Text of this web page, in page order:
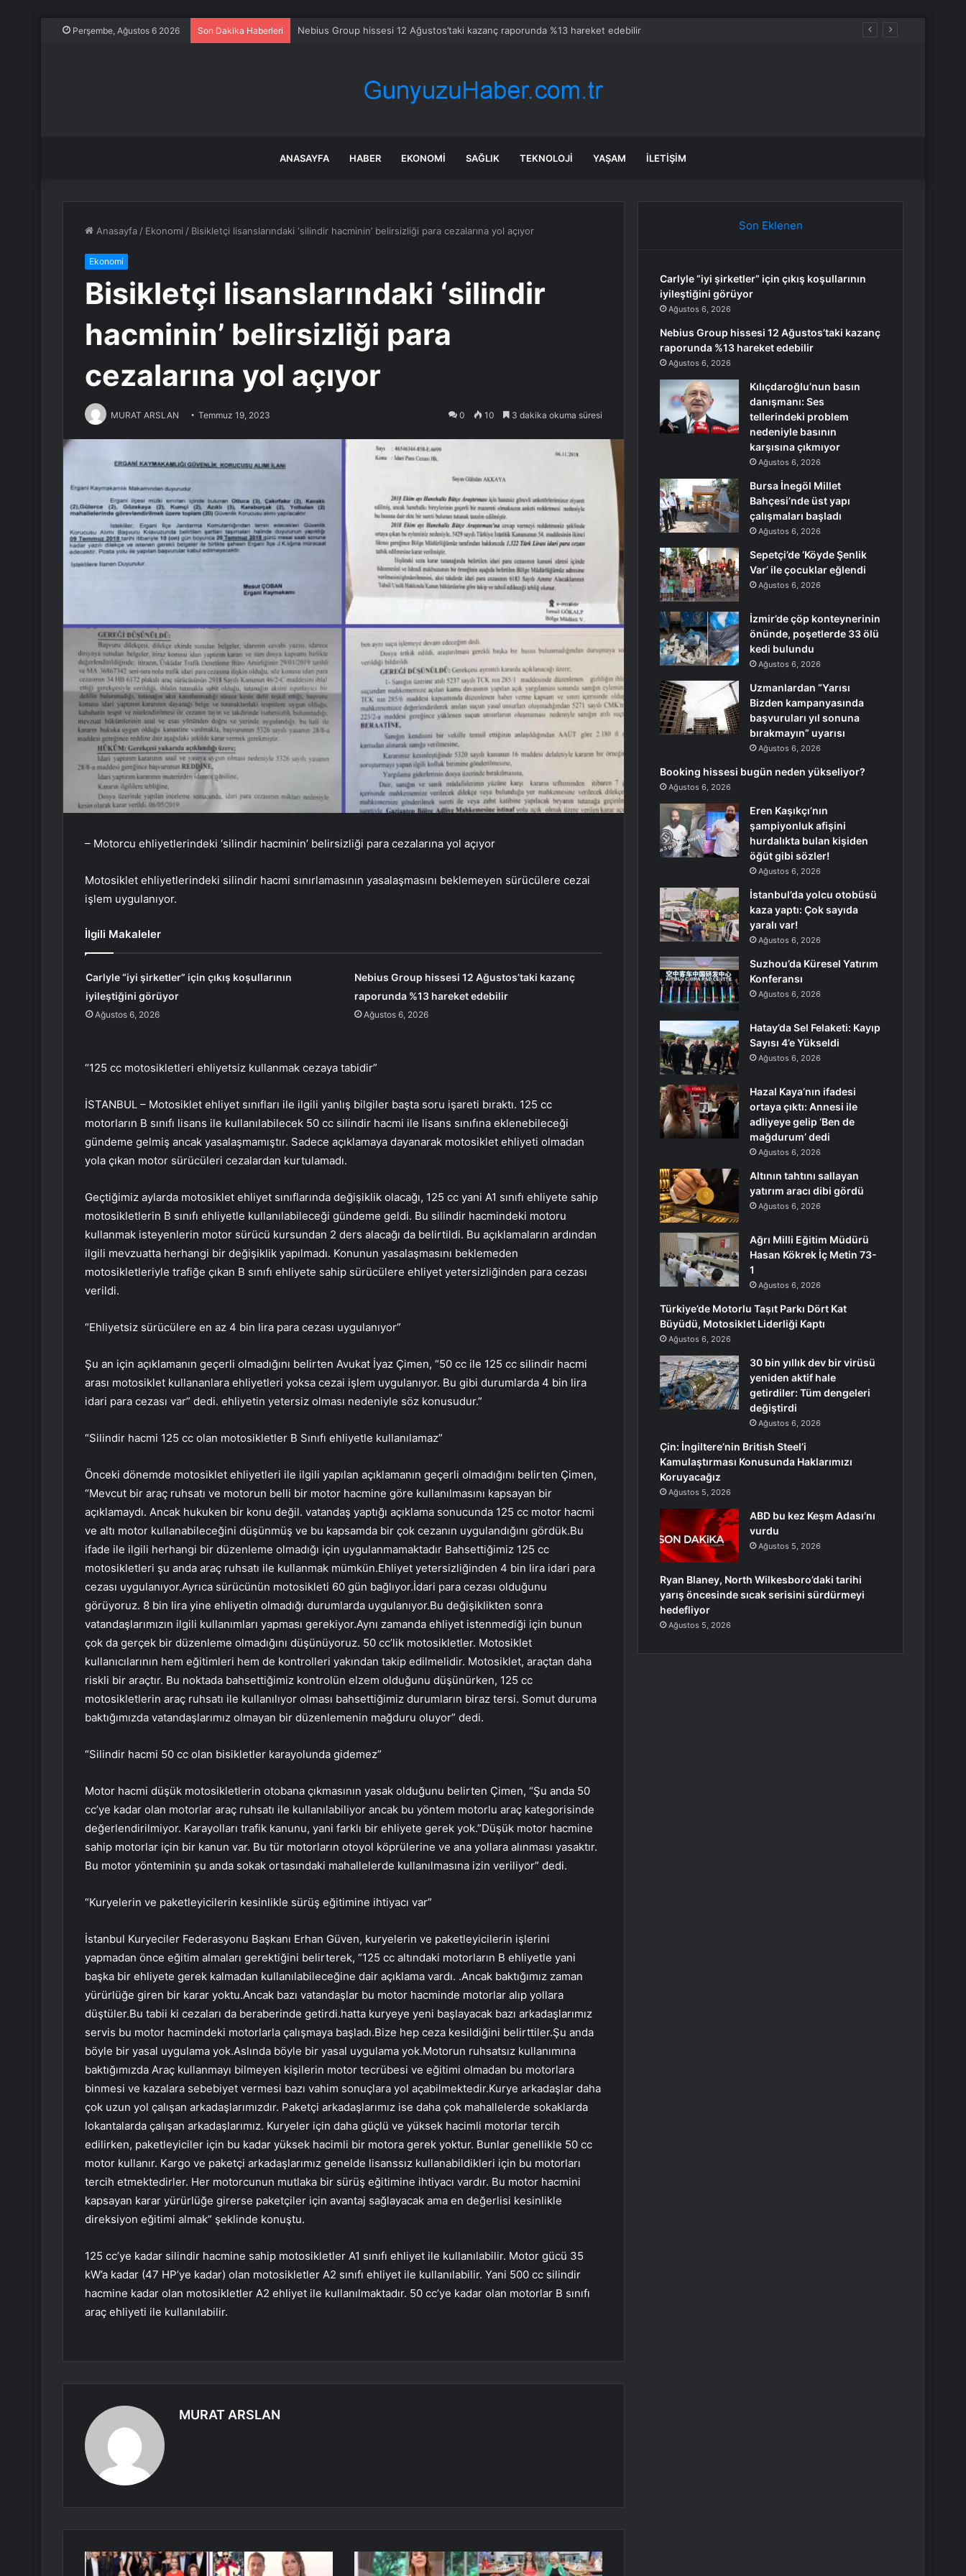
Perşembe, Ağustos 6 2026 Son Dakika Haberleri Nebius Group hissesi 12 Ağustos’taki kazanç raporunda %13 hareket edebilir
ANASAYFA HABER EKONOMI SAĞLIK TEKNOLOJI YAŞAM İLETIŞIM
Anasayfa / Ekonomi / Bisikletçi lisanslarındaki ‘silindir hacminin’ belirsizliği para cezalarına yol açıyor
Ekonomi
Bisikletçi lisanslarındaki ‘silindir
hacminin’ belirsizliği para
cezalarına yol açıyor
MURAT ARSLAN Temmuz 19, 2023 0 10 3 dakika okuma süresi
– Motorcu ehliyetlerindeki ‘silindir hacminin’ belirsizliği para cezalarına yol açıyor
Motosiklet ehliyetlerindeki silindir hacmi sınırlamasının yasalaşmasını beklemeyen sürücülere cezai
işlem uygulanıyor.
İlgili Makaleler
Carlyle “iyi şirketler” için çıkış koşullarının
iyileştiğini görüyor
Ağustos 6, 2026
Nebius Group hissesi 12 Ağustos’taki kazanç
raporunda %13 hareket edebilir
Ağustos 6, 2026
“125 cc motosikletleri ehliyetsiz kullanmak cezaya tabidir”
İSTANBUL – Motosiklet ehliyet sınıfları ile ilgili yanlış bilgiler başta soru işareti bıraktı. 125 cc
motorların B sınıfı lisans ile kullanılabilecek 50 cc silindir hacmi ile lisans sınıfına eklenebileceği
gündeme gelmiş ancak yasalaşmamıştır. Sadece açıklamaya dayanarak motosiklet ehliyeti olmadan
yola çıkan motor sürücüleri cezalardan kurtulamadı.
Geçtiğimiz aylarda motosiklet ehliyet sınıflarında değişiklik olacağı, 125 cc yani A1 sınıfı ehliyete sahip
motosikletlerin B sınıfı ehliyetle kullanılabileceği gündeme geldi. Bu silindir hacmindeki motoru
kullanmak isteyenlerin motor sürücü kursundan 2 ders alacağı da belirtildi. Bu açıklamaların ardından
ilgili mevzuatta herhangi bir değişiklik yapılmadı. Konunun yasalaşmasını beklemeden
motosikletleriyle trafiğe çıkan B sınıfı ehliyete sahip sürücülere ehliyet yetersizliğinden para cezası
verildi.
“Ehliyetsiz sürücülere en az 4 bin lira para cezası uygulanıyor”
Şu an için açıklamanın geçerli olmadığını belirten Avukat İyaz Çimen, “50 cc ile 125 cc silindir hacmi
arası motosiklet kullananlara ehliyetleri yoksa cezai işlem uygulanıyor. Bu gibi durumlarda 4 bin lira
idari para cezası var” dedi. ehliyetin yetersiz olması nedeniyle söz konusudur.”
“Silindir hacmi 125 cc olan motosikletler B Sınıfı ehliyetle kullanılamaz”
Önceki dönemde motosiklet ehliyetleri ile ilgili yapılan açıklamanın geçerli olmadığını belirten Çimen,
“Mevcut bir araç ruhsatı ve motorun belli bir motor hacmine göre kullanılmasını kapsayan bir
açıklamaydı. Ancak hukuken bir konu değil. vatandaş yaptığı açıklama sonucunda 125 cc motor hacmi
ve altı motor kullanabileceğini düşünmüş ve bu kapsamda bir çok cezanın uygulandığını gördük.Bu
ifade ile ilgili herhangi bir düzenleme olmadığı için uygulanmamaktadır Bahsettiğimiz 125 cc
motosikletleri şu anda araç ruhsatı ile kullanmak mümkün.Ehliyet yetersizliğinden 4 bin lira idari para
cezası uygulanıyor.Ayrıca sürücünün motosikleti 60 gün bağlıyor.İdari para cezası olduğunu
görüyoruz. 8 bin lira yine ehliyetin olmadığı durumlarda uygulanıyor.Bu değişiklikten sonra
vatandaşlarımızın ilgili kullanımları yapması gerekiyor.Aynı zamanda ehliyet istenmediği için bunun
çok da gerçek bir düzenleme olmadığını düşünüyoruz. 50 cc’lik motosikletler. Motosiklet
kullanıcılarının hem eğitimleri hem de kontrolleri yakından takip edilmelidir. Motosiklet, araçtan daha
riskli bir araçtır. Bu noktada bahsettiğimiz kontrolün elzem olduğunu düşünürken, 125 cc
motosikletlerin araç ruhsatı ile kullanılıyor olması bahsettiğimiz durumların biraz tersi. Somut duruma
baktığımızda vatandaşlarımız olmayan bir düzenlemenin mağduru oluyor” dedi.
“Silindir hacmi 50 cc olan bisikletler karayolunda gidemez”
Motor hacmi düşük motosikletlerin otobana çıkmasının yasak olduğunu belirten Çimen, “Şu anda 50
cc’ye kadar olan motorlar araç ruhsatı ile kullanılabiliyor ancak bu yöntem motorlu araç kategorisinde
değerlendirilmiyor. Karayolları trafik kanunu, yani farklı bir ehliyete gerek yok.”Düşük motor hacmine
sahip motorlar için bir kanun var. Bu tür motorların otoyol köprülerine ve ana yollara alınması yasaktır.
Bu motor yönteminin şu anda sokak ortasındaki mahallelerde kullanılmasına izin veriliyor” dedi.
“Kuryelerin ve paketleyicilerin kesinlikle sürüş eğitimine ihtiyacı var”
İstanbul Kuryeciler Federasyonu Başkanı Erhan Güven, kuryelerin ve paketleyicilerin işlerini
yapmadan önce eğitim almaları gerektiğini belirterek, “125 cc altındaki motorların B ehliyetle yani
başka bir ehliyete gerek kalmadan kullanılabileceğine dair açıklama vardı. .Ancak baktığımız zaman
yürürlüğe giren bir karar yoktu.Ancak bazı vatandaşlar bu motor hacminde motorlar alıp yollara
düştüler.Bu tabii ki cezaları da beraberinde getirdi.hatta kuryeye yeni başlayacak bazı arkadaşlarımız
servis bu motor hacmindeki motorlarla çalışmaya başladı.Bize hep ceza kesildiğini belirttiler.Şu anda
böyle bir yasal uygulama yok.Aslında böyle bir yasal uygulama yok.Motorun ruhsatsız kullanımına
baktığımızda Araç kullanmayı bilmeyen kişilerin motor tecrübesi ve eğitimi olmadan bu motorlara
binmesi ve kazalara sebebiyet vermesi bazı vahim sonuçlara yol açabilmektedir.Kurye arkadaşlar daha
çok uzun yol çalışan arkadaşlarımızdır. Paketçi arkadaşlarımız ise daha çok mahallelerde sokaklarda
lokantalarda çalışan arkadaşlarımız. Kuryeler için daha güçlü ve yüksek hacimli motorlar tercih
edilirken, paketleyiciler için bu kadar yüksek hacimli bir motora gerek yoktur. Bunlar genellikle 50 cc
motor kullanır. Kargo ve paketçi arkadaşlarımız genelde lisanssız kullanabildikleri için bu motorları
tercih etmektedirler. Her motorcunun mutlaka bir sürüş eğitimine ihtiyacı vardır. Bu motor hacmini
kapsayan karar yürürlüğe girerse paketçiler için avantaj sağlayacak ama en değerlisi kesinlikle
direksiyon eğitimi almak” şeklinde konuştu.
125 cc’ye kadar silindir hacmine sahip motosikletler A1 sınıfı ehliyet ile kullanılabilir. Motor gücü 35
kW’a kadar (47 HP’ye kadar) olan motosikletler A2 sınıfı ehliyet ile kullanılabilir. Yani 500 cc silindir
hacmine kadar olan motosikletler A2 ehliyet ile kullanılmaktadır. 50 cc’ye kadar olan motorlar B sınıfı
araç ehliyeti ile kullanılabilir.
MURAT ARSLAN
Son Eklenen
Carlyle “iyi şirketler” için çıkış koşullarının
iyileştiğini görüyor
Ağustos 6, 2026
Nebius Group hissesi 12 Ağustos’taki kazanç
raporunda %13 hareket edebilir
Ağustos 6, 2026
Kılıçdaroğlu’nun basın
danışmanı: Ses
tellerindeki problem
nedeniyle basının
karşısına çıkmıyor
Ağustos 6, 2026
Bursa İnegöl Millet
Bahçesi’nde üst yapı
çalışmaları başladı
Ağustos 6, 2026
Sepetçi’de ‘Köyde Şenlik
Var’ ile çocuklar eğlendi
Ağustos 6, 2026
İzmir’de çöp konteynerinin
önünde, poşetlerde 33 ölü
kedi bulundu
Ağustos 6, 2026
Uzmanlardan “Yarısı
Bizden kampanyasında
başvuruları yıl sonuna
bırakmayın” uyarısı
Ağustos 6, 2026
Booking hissesi bugün neden yükseliyor?
Ağustos 6, 2026
Eren Kaşıkçı’nın
şampiyonluk afişini
hurdalıkta bulan kişiden
öğüt gibi sözler!
Ağustos 6, 2026
İstanbul’da yolcu otobüsü
kaza yaptı: Çok sayıda
yaralı var!
Ağustos 6, 2026
Suzhou’da Küresel Yatırım
Konferansı
Ağustos 6, 2026
Hatay’da Sel Felaketi: Kayıp
Sayısı 4’e Yükseldi
Ağustos 6, 2026
Hazal Kaya’nın ifadesi
ortaya çıktı: Annesi ile
adliyeye gelip ‘Ben de
mağdurum’ dedi
Ağustos 6, 2026
Altının tahtını sallayan
yatırım aracı dibi gördü
Ağustos 6, 2026
Ağrı Milli Eğitim Müdürü
Hasan Kökrek İç Metin 73-
1
Ağustos 6, 2026
Türkiye’de Motorlu Taşıt Parkı Dört Kat
Büyüdü, Motosiklet Liderliği Kaptı
Ağustos 6, 2026
30 bin yıllık dev bir virüsü
yeniden aktif hale
getirdiler: Tüm dengeleri
değiştirdi
Ağustos 6, 2026
Çin: İngiltere’nin British Steel’i
Kamulaştırması Konusunda Haklarımızı
Koruyacağız
Ağustos 5, 2026
ABD bu kez Keşm Adası’nı
vurdu
Ağustos 5, 2026
Ryan Blaney, North Wilkesboro’daki tarihi
yarış öncesinde sıcak serisini sürdürmeyi
hedefliyor
Ağustos 5, 2026